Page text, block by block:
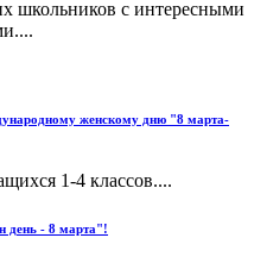
школьников с интересными
женскому дню "8 марта-
1-4 классов....
день - 8 марта"!